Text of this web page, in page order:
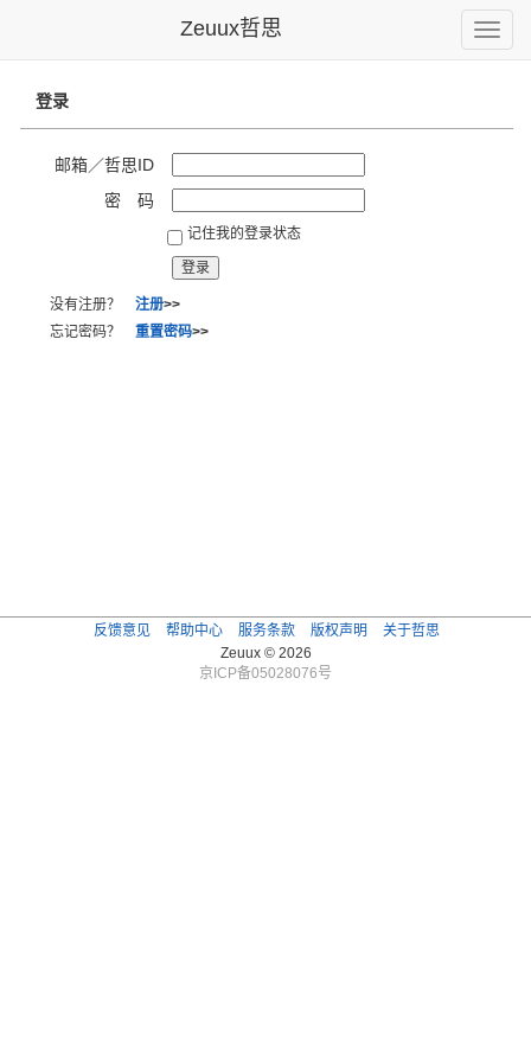
Toggle
Zeuux哲思
登录
邮箱／哲思ID
密 码
记住我的登录状态
没有注册？ 注册>>
忘记密码？ 重置密码>>
反馈意见 帮助中心 服务条款 版权声明
关于哲思
Zeuux © 2026
京ICP备05028076号